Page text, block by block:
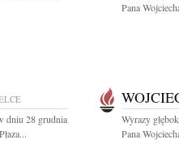
Pana
dniu 28 grudnia
Wyrazy
Pana